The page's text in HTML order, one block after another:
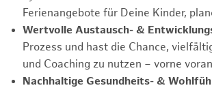
Ferienangebote für Deine Kinder,
Wertvolle Austausch- &
Prozess und hast die Chance,
und Coaching zu nutzen – vorne
Nachhaltige Gesundheits- &